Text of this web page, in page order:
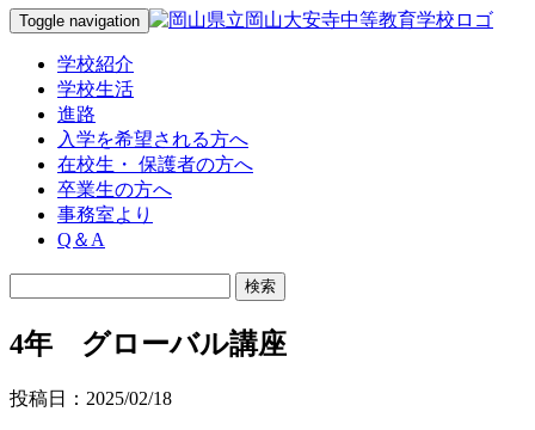
Toggle navigation
学校紹介
学校生活
進路
入学を希望される方へ
在校生・ 保護者の方へ
卒業生の方へ
事務室より
Q＆A
4年 グローバル講座
投稿日：2025/02/18